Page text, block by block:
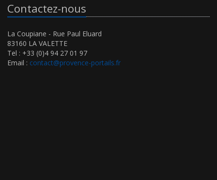
Contactez-nous
La Coupiane - Rue Paul Eluard
83160 LA VALETTE
Tel : +33 (0)4 94 27 01 97
Email : contact@provence-portails.fr